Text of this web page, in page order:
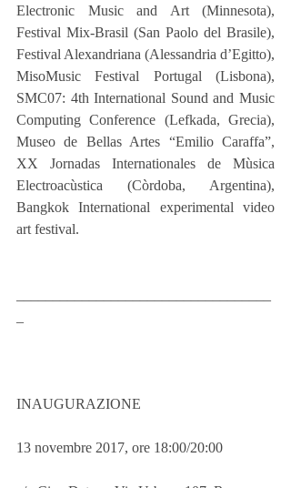
Electronic Music and Art (Minnesota),
Festival Mix-Brasil (San Paolo del Brasile),
Festival Alexandriana (Alessandria d’Egitto),
MisoMusic Festival Portugal (Lisbona),
SMC07: 4th International Sound and Music
Computing Conference (Lefkada, Grecia),
Museo de Bellas Artes “Emilio Caraffa”,
XX Jornadas Internationales de Mùsica
Electroacùstica (Còrdoba, Argentina),
Bangkok International experimental video
art festival.
INAUGURAZIONE
13 novembre 2017, ore 18:00/20:00